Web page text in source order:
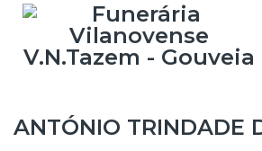
ANTÓNIO TRINDADE